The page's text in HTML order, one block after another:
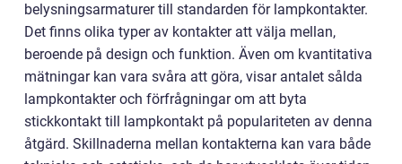
belysningsarmaturer till standarden för lampkontakter.
Det finns olika typer av kontakter att välja mellan,
beroende på design och funktion. Även om kvantitativa
mätningar kan vara svåra att göra, visar antalet sålda
lampkontakter och förfrågningar om att byta
stickkontakt till lampkontakt på populariteten av denna
åtgärd. Skillnaderna mellan kontakterna kan vara både